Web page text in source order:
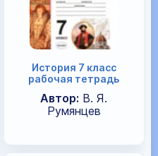
История 7 класс
рабочая тетрадь
Автор: В. Я.
Румянцев